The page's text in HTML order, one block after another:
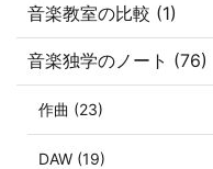
音楽教室の比較 (1)
音楽独学のノート (76)
作曲 (23)
DAW (19)